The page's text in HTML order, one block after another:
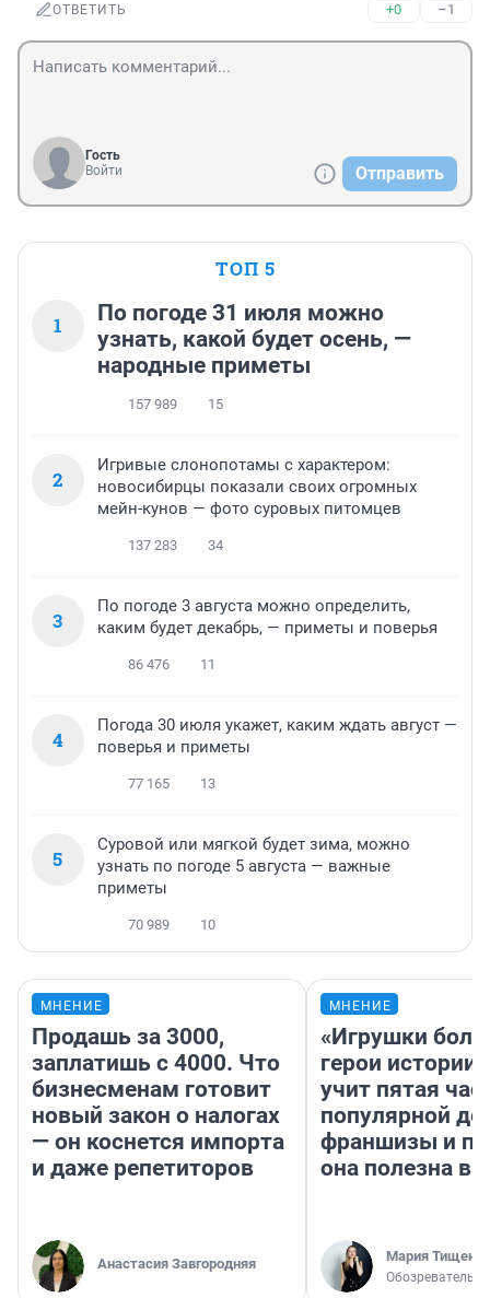
ОТВЕТИТЬ +0 –1
Гость
Войти
Отправить
ТОП 5
1
По погоде 31 июля можно
узнать, какой будет осень, —
народные приметы
157 989 15
2
Игривые слонопотамы с характером:
новосибирцы показали своих огромных
мейн-кунов — фото суровых питомцев
137 283 34
3
По погоде 3 августа можно определить,
каким будет декабрь, — приметы и поверья
86 476 11
4
Погода 30 июля укажет, каким ждать август —
поверья и приметы
77 165 13
5
Суровой или мягкой будет зима, можно
узнать по погоде 5 августа — важные
приметы
70 989 10
МНЕНИЕ
Продашь за 3000,
заплатишь с 4000. Что
бизнесменам готовит
новый закон о налогах
— он коснется импорта
и даже репетиторов
Анастасия Завгородняя
МНЕНИЕ
«Игрушки
герои
учит пятая
популярной
франшизы и
она полезна
Мария Тищенко
Обозреватель